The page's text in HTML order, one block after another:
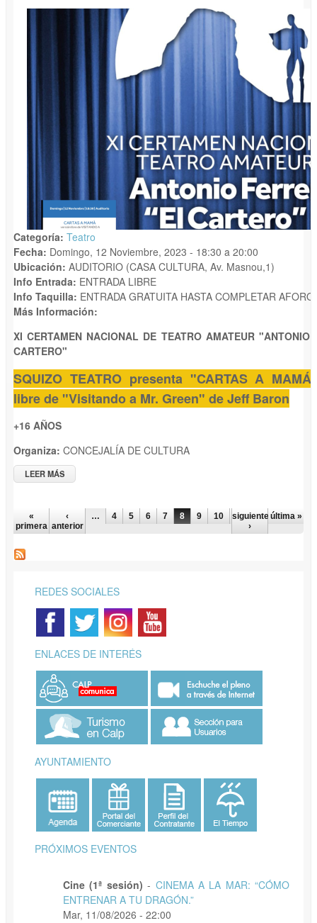
Categoría: Teatro
Fecha: Domingo, 12 Noviembre, 2023 - 18:30 a 20:00
Ubicación: AUDITORIO (CASA CULTURA, Av. Masnou,1)
Info Entrada: ENTRADA LIBRE
Info Taquilla: ENTRADA GRATUITA HASTA COMPLETAR AFORO.
Más Información:
XI CERTAMEN NACIONAL DE TEATRO AMATEUR "ANTONIO
CARTERO"
SQUIZO TEATRO presenta "CARTAS A
libre de "Visitando a Mr. Green" de Jeff Baron
+16 AÑOS
Organiza: CONCEJALÍA DE CULTURA
LEER MÁS
"ANTONIO FERRER, EL CARTERO"
PÁGINAS
«
primera
‹
anterior
… 4 5 6 7 8 9 10 11 12 …
siguiente
›
última »
REDES SOCIALES
ENLACES DE INTERÉS
AYUNTAMIENTO
PRÓXIMOS EVENTOS
Cine (1ª sesión) - CINEMA A LA MAR: “CÓMO
ENTRENAR A TU DRAGÓN.”
Mar, 11/08/2026 - 22:00